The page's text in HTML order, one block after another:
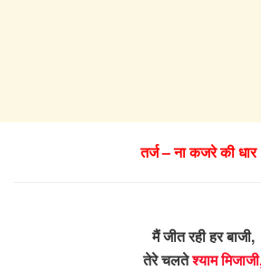
तर्ज – ना कजरे की
मैं जीत रही हर बाजी,
तेरे चलतेश्याम